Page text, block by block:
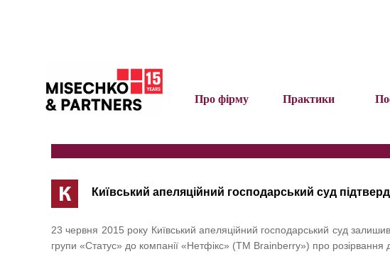
Про фірму Практики
К Київський апеляційний господарський суд
23 червня 2015 року Київський апеляційний господарський суд
групи «Статус» до компанії «Нетфікс» (ТМ Brainberry») про розірвання